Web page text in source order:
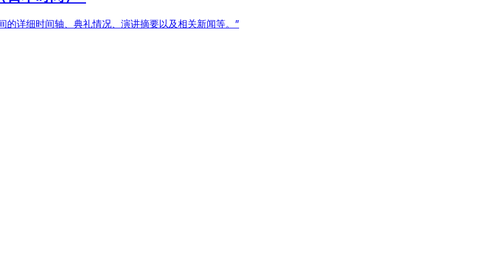
详细时间轴、典礼情况、演讲摘要以及相关新闻等。”